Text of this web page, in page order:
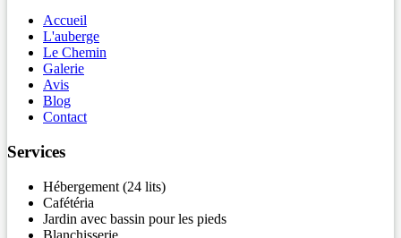
Accueil
L'auberge
Le Chemin
Galerie
Avis
Blog
Contact
Services
Hébergement (24 lits)
Cafétéria
Jardin avec bassin pour les pieds
Blanchisserie